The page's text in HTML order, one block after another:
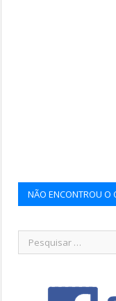
NÃO ENCONTROU O